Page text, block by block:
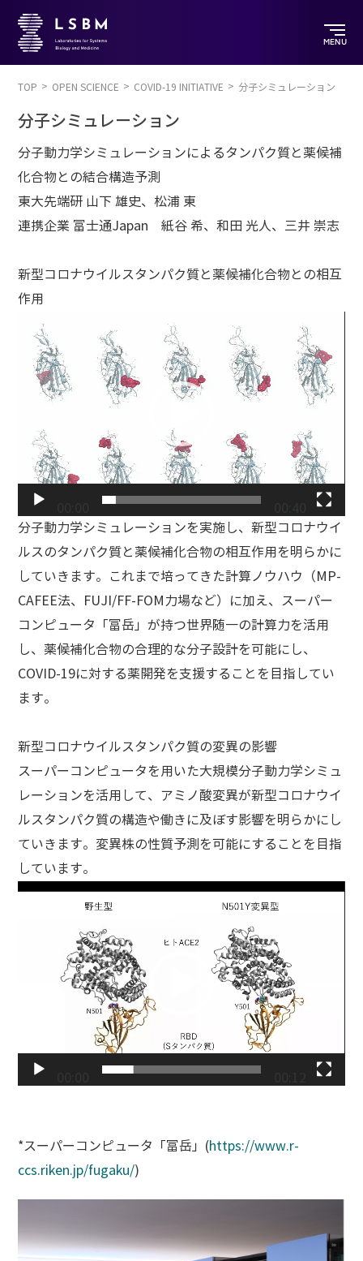
MENU
TOP OPEN SCIENCE COVID-19 INITIATIVE 分子シミュレーション
分子シミュレーション
分子動力学シミュレーションによるタンパク質と薬候補
化合物との結合構造予測
東大先端研 山下 雄史、松浦 東
連携企業 富士通Japan 紙谷 希、和田 光人、三井 崇志
新型コロナウイルスタンパク質と薬候補化合物との相互
作用
分子動力学シミュレーションを実施し、新型コロナウイ
ルスのタンパク質と薬候補化合物の相互作用を明らかに
していきます。これまで培ってきた計算ノウハウ（MP-
CAFEE法、FUJI/FF-FOM力場など）に加え、スーパー
コンピュータ「富岳」が持つ世界随一の計算力を活用
し、薬候補化合物の合理的な分子設計を可能にし、
COVID-19に対する薬開発を支援することを目指してい
ます。
新型コロナウイルスタンパク質の変異の影響
スーパーコンピュータを用いた大規模分子動力学シミュ
レーションを活用して、アミノ酸変異が新型コロナウイ
ルスタンパク質の構造や働きに及ぼす影響を明らかにし
ていきます。変異株の性質予測を可能にすることを目指
しています。
動
*スーパーコンピュータ「富岳」(https://www.r-
ccs.riken.jp/fugaku/)